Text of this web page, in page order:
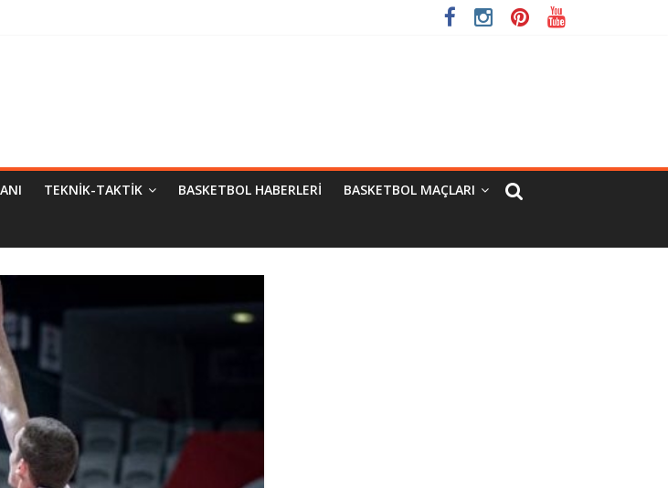
TEKNIK-TAKTIK BASKETBOL HABERLERI BASKETBOL MAÇLARI